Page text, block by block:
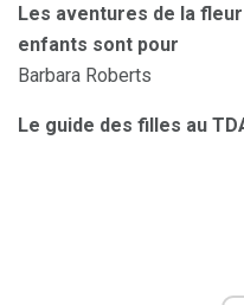
Les aventures de la
enfants sont pour
Barbara Roberts
Le guide des filles au